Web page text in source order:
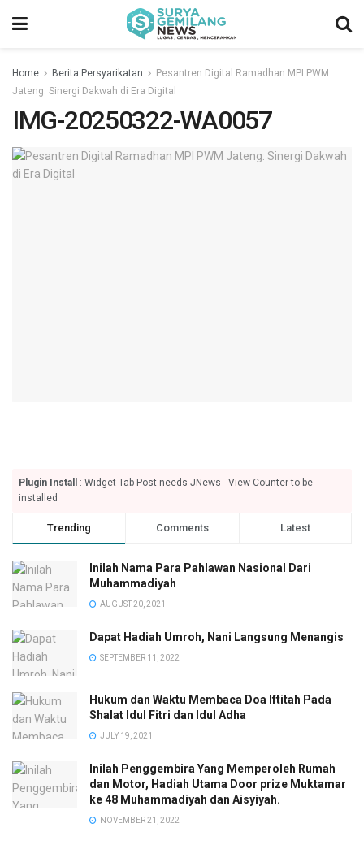
Home Berita Persyarikatan
Pesantren Digital Ramadhan MPI PWM
Jateng: Sinergi Dakwah di Era Digital
IMG-20250322-WA0057
Plugin Install
: Widget Tab Post needs JNews - View Counter to be
installed
Trending Comments Latest
Inilah Nama Para Pahlawan Nasional Dari
Muhammadiyah
AUGUST 20, 2021
Dapat Hadiah Umroh, Nani Langsung Menangis
SEPTEMBER 11, 2022
Hukum dan Waktu Membaca Doa Iftitah Pada
Shalat Idul Fitri dan Idul Adha
JULY 19, 2021
Inilah Penggembira Yang Memperoleh Rumah
dan Motor, Hadiah Utama Door prize Muktamar
ke 48 Muhammadiyah dan Aisyiyah.
NOVEMBER 21, 2022